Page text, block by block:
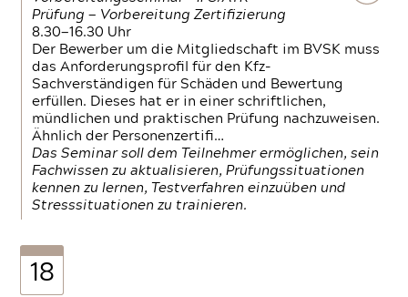
Prüfung — Vorbereitung Zertifizierung
8.30—16.30 Uhr
Der Bewerber um die Mitgliedschaft im BVSK muss
das Anforderungsprofil für den Kfz-
Sachverständigen für Schäden und Bewertung
erfüllen. Dieses hat er in einer schriftlichen,
mündlichen und praktischen Prüfung nachzuweisen.
Ähnlich der Personenzertifi…
Das Seminar soll dem Teilnehmer ermöglichen, sein
Fachwissen zu aktualisieren, Prüfungssituationen
kennen zu lernen, Testverfahren einzuüben und
Stresssituationen zu trainieren.
18